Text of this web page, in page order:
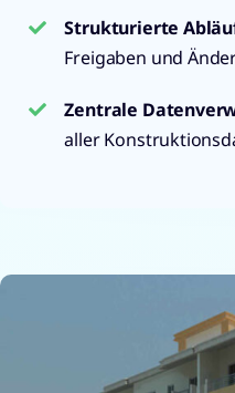
Strukturierte
Freigaben und
Zentrale
aller